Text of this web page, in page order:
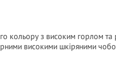
кольору з високим горлом
високими шкіряними